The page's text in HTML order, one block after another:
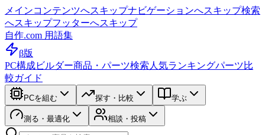
メインコンテンツへスキップナビゲーションへスキップ検索
へスキップフッターへスキップ
自作.com 用語集
β版
PC構成ビルダー商品・パーツ検索 人気ランキングパーツ比
較ガイド
PCを組む 探す・比較 学ぶ
測る・最適化 相談・投稿